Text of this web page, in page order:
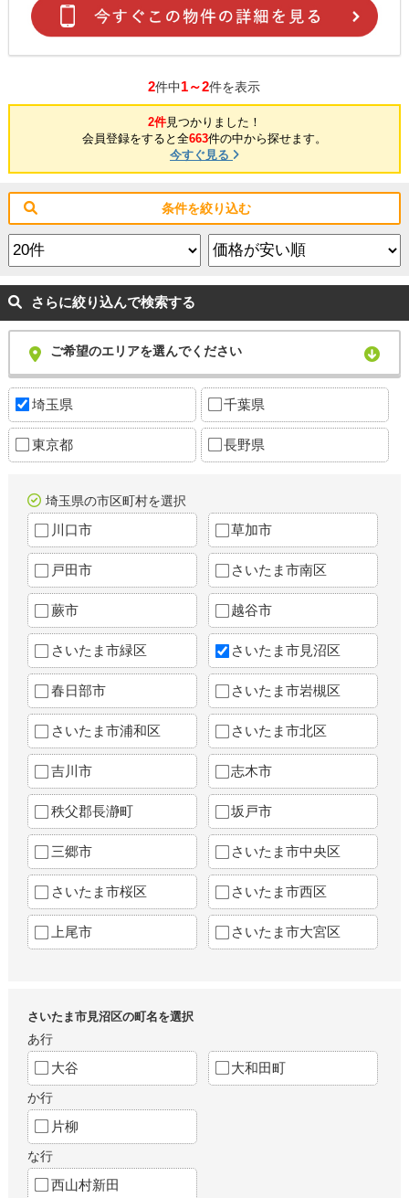
2件中1～2件を表示
2件見つかりました！
会員登録をすると全663件の中から探せます。
今すぐ見る
条件を絞り込む
さらに絞り込んで検索する
ご希望のエリアを選んでください
埼玉県 千葉県
東京都 長野県
埼玉県の市区町村を選択
川口市 草加市
戸田市 さいたま市南区
蕨市 越谷市
さいたま市緑区 さいたま市見沼区
春日部市 さいたま市岩槻区
さいたま市浦和区 さいたま市北区
吉川市 志木市
秩父郡長瀞町 坂戸市
三郷市 さいたま市中央区
さいたま市桜区 さいたま市西区
上尾市 さいたま市大宮区
さいたま市見沼区の町名を選択
あ行
大谷 大和田町
か行
片柳
な行
西山村新田